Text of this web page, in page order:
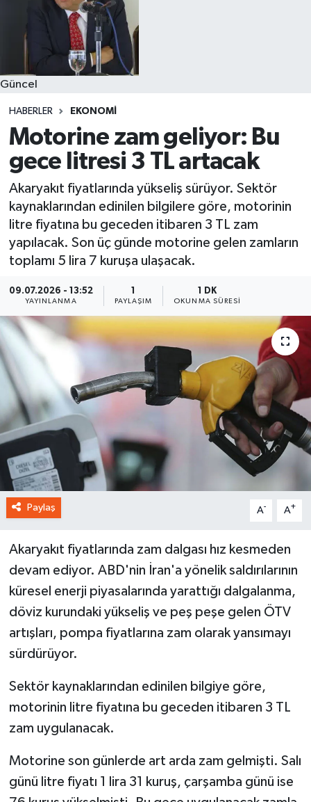
Güncel
HABERLER EKONOMI
Motorine zam geliyor: Bu
gece litresi 3 TL artacak
Akaryakıt fiyatlarında yükseliş sürüyor. Sektör
kaynaklarından edinilen bilgilere göre, motorinin
litre fiyatına bu geceden itibaren 3 TL zam
yapılacak. Son üç günde motorine gelen zamların
toplamı 5 lira 7 kuruşa ulaşacak.
09.07.2026 - 13:52
YAYINLANMA
1
PAYLAŞIM
1 DK
OKUNMA SÜRESI
Paylaş A- A+
Akaryakıt fiyatlarında zam dalgası hız kesmeden
devam ediyor. ABD'nin İran'a yönelik saldırılarının
küresel enerji piyasalarında yarattığı dalgalanma,
döviz kurundaki yükseliş ve peş peşe gelen ÖTV
artışları, pompa fiyatlarına zam olarak yansımayı
sürdürüyor.
Sektör kaynaklarından edinilen bilgiye göre,
motorinin litre fiyatına bu geceden itibaren 3 TL
zam uygulanacak.
Motorine son günlerde art arda zam gelmişti. Salı
günü litre fiyatı 1 lira 31 kuruş, çarşamba günü ise